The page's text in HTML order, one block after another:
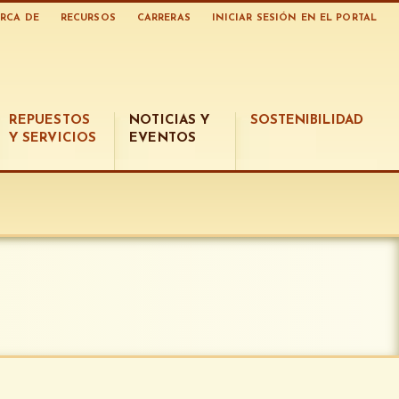
DE RECURSOS CARRERAS INICIAR SESIÓN EN EL PORTAL
REPUESTOS
Y SERVICIOS
NOTICIAS Y
EVENTOS
SOSTENIBILIDAD